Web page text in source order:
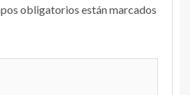
obligatorios están marcados